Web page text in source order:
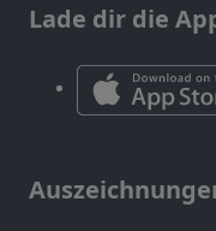
Lade dir die